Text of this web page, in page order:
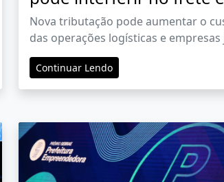
2026
Nova tributação pode aumentar o
das operações logísticas e empresas
buscam adaptações para não repassar
valores aos consumidores
Continuar Lendo